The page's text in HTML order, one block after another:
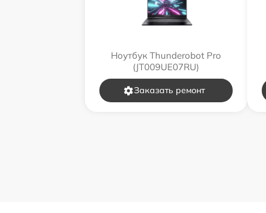
Ноутбук Thunderobot Pro
(JT009UE07RU)
Заказать ремонт